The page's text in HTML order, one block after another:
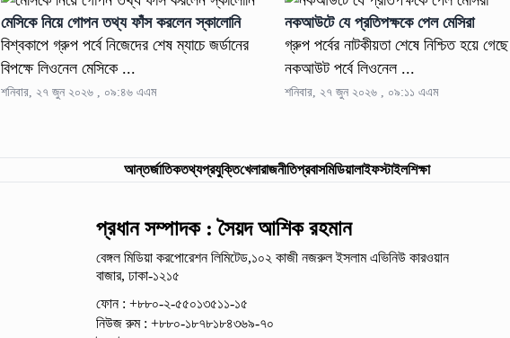
মেসিকে নিয়ে গোপন তথ্য ফাঁস করলেন স্কালোনি
বিশ্বকাপে গ্রুপ পর্বে নিজেদের শেষ ম্যাচে জর্ডানের
বিপক্ষে লিওনেল মেসিকে ...
শনিবার, ২৭ জুন ২০২৬ , ০৯:৪৬ এএম
নকআউটে যে প্রতিপক্ষকে পেল মেসিরা
গ্রুপ পর্বের নাটকীয়তা শেষে নিশ্চিত হয়ে গেছে
নকআউট পর্বে লিওনেল ...
শনিবার, ২৭ জুন ২০২৬ , ০৯:১১ এএম
আন্তর্জাতিকতথ্যপ্রযুক্তিখেলারাজনীতিপ্রবাসমিডিয়ালাইফস্টাইলশিক্ষা
প্রধান সম্পাদক : সৈয়দ আশিক রহমান
বেঙ্গল মিডিয়া করপোরেশন লিমিটেড,১০২ কাজী নজরুল ইসলামএভিনিউ কারওয়ান
বাজার, ঢাকা-১২১৫
ফোন : +৮৮০-২-৫৫০১৩৫১১-১৫
নিউজ রুম : +৮৮০-১৮৭৮১৮৪৩৬৯-৭০